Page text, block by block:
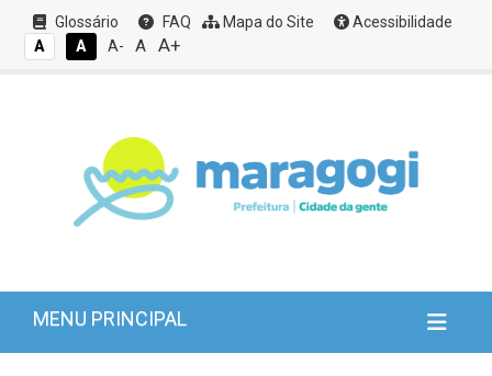
Glossário FAQ Mapa do Site
Acessibilidade
A
A A- A A+
MENU PRINCIPAL